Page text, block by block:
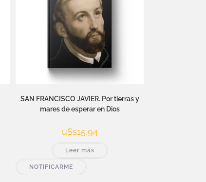
SAN FRANCISCO JAVIER. Por tierras y
mares de esperar en Dios
u$s15,94
Leer más
NOTIFICARME